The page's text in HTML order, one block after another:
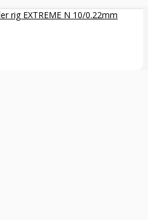
rig EXTREME N 10/0.22mm